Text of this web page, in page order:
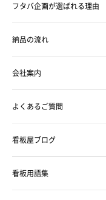
フタバ企画が選ばれる理由
納品の流れ
会社案内
よくあるご質問
看板屋ブログ
看板用語集